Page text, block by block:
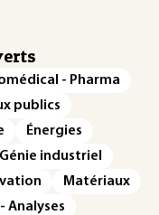
- Pharma
publics
Énergies
Génie industriel
Matériaux
Analyses